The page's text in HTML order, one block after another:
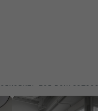
под ваш запрос